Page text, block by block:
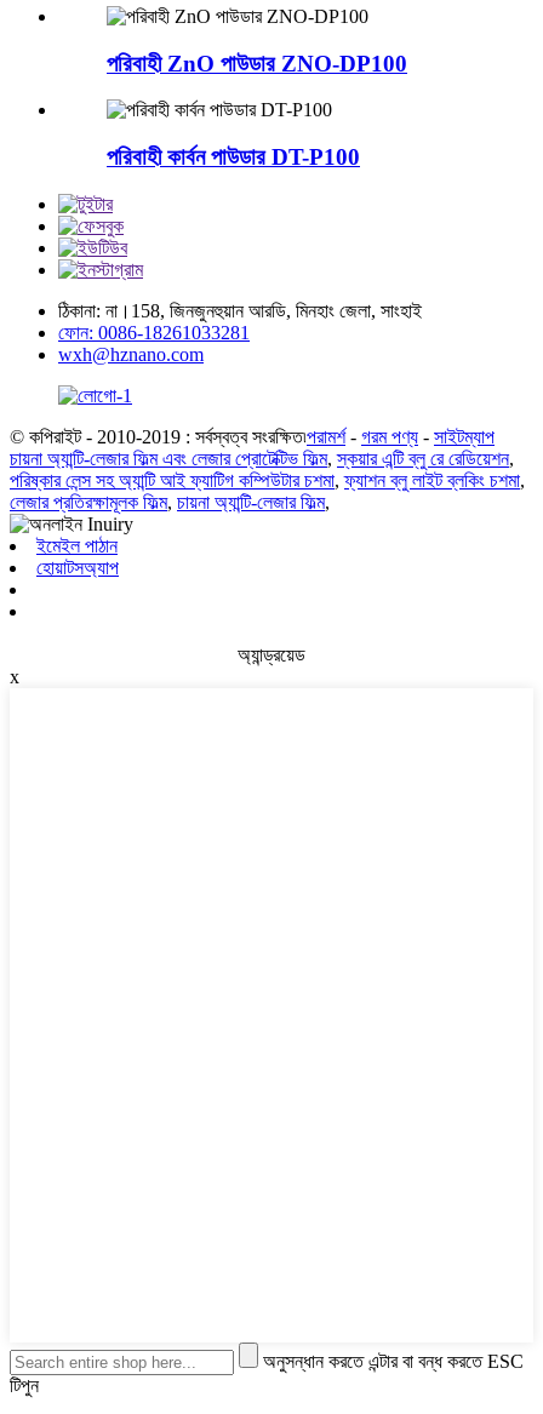
পরিবাহী ZnO পাউডার ZNO-DP100
পরিবাহী কার্বন পাউডার DT-P100
ঠিকানা: না।158, জিনজুনহুয়ান আরডি, মিনহাং জেলা, সাংহাই
ফোন: 0086-18261033281
wxh@hznano.com
© কপিরাইট - 2010-2019 : সর্বস্বত্ব সংরক্ষিত৷পরামর্শ- গরম পণ্য - সাইটম্যাপ
চায়না অ্যান্টি-লেজার ফিল্ম এবং লেজার প্রোটেক্টিভ ফিল্ম,স্কয়ার এন্টি ব্লু রে রেডিয়েশন,
পরিষ্কার লেন্স সহ অ্যান্টি আই ফ্যাটিগ কম্পিউটার চশমা,ফ্যাশন ব্লু লাইট ব্লকিং চশমা,
লেজার প্রতিরক্ষামূলক ফিল্ম, চায়না অ্যান্টি-লেজার ফিল্ম,
ইমেইল পাঠান
হোয়াটসঅ্যাপ
অ্যান্ড্রয়েড
x
অনুসন্ধান করতে এন্টার বা বন্ধ করতে ESC
টিপুন